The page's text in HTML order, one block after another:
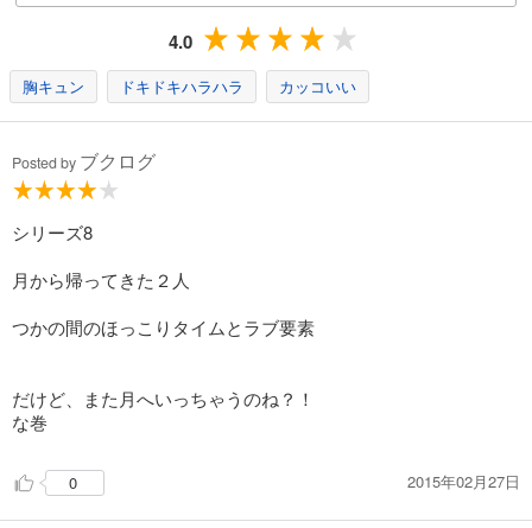
あらすじを表示する
影の王国 十六夜異聞二
495円 (税込)
4.0
胸キュン ドキドキハラハラ カッコいい
Posted by ブクログ
シリーズ8
月から帰ってきた２人
つかの間のほっこりタイムとラブ要素
だけど、また月へいっちゃうのね？！
な巻
0 2015年02月27日